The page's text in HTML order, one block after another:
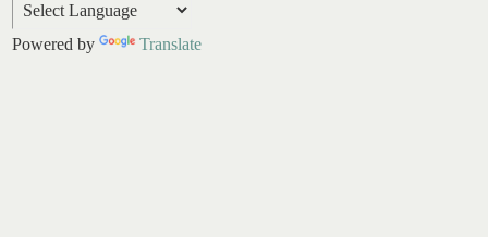
Powered by Translate